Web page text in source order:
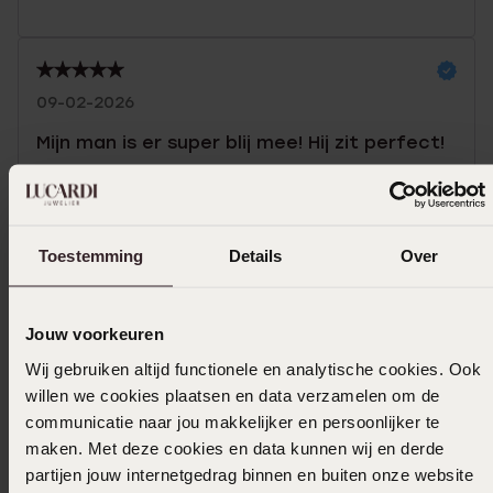
Toestemming Details Over
Jouw voorkeuren
Wij gebruiken altijd functionele en analytische cookies. Ook
willen we cookies plaatsen en data verzamelen om de
communicatie naar jou makkelijker en persoonlijker te
maken. Met deze cookies en data kunnen wij en derde
partijen jouw internetgedrag binnen en buiten onze website
09-02-2026
Mijn man is er super blij mee! Hij zit perfect!
Ook leuk voor jou